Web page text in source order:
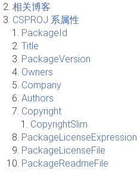
相关博客
CSPROJ 系属性
PackageId
Title
PackageVersion
Owners
Company
Authors
Copyright
CopyrightSlim
PackageLicenseExpression
PackageLicenseFile
PackageReadmeFile